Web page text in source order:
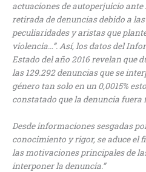
actuaciones de autoperjuicio
retirada de denuncias debido a
peculiaridades y aristas que
violencia…”. Así, los datos del
Estado del año 2016 revelan que
las 129.292 denuncias que se
género tan solo en un 0,0015%
constatado que la denuncia fuera
Desde informaciones sesgadas
conocimiento y rigor, se aduce el
las motivaciones principales de
interponer la denuncia.”